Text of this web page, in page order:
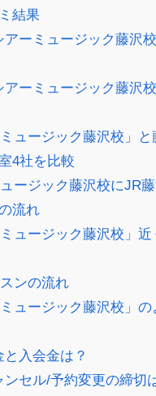
結果
アーミュージック藤沢
アーミュージック藤沢
ュージック藤沢校」
4社を比較
ージック藤沢校にJR
流れ
ュージック藤沢校」
ンの流れ
ュージック藤沢校」
と入会金は？
ンセル/予約変更の締切